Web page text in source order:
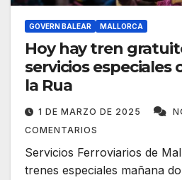
GOVERN BALEAR MALLORCA
Hoy hay tren
servicios especiales
la Rua
1 DE MARZO DE 2025
COMENTARIOS
Servicios Ferroviarios de
trenes especiales mañana